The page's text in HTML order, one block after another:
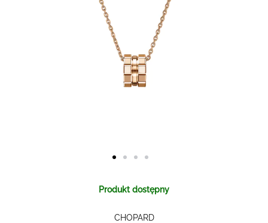
Produkt dostępny
CHOPARD